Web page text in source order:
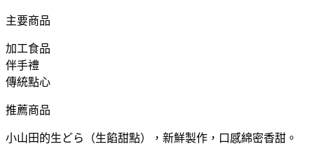
主要商品
加工食品
伴手禮
傳統點心
推薦商品
小山田的生どら（生餡甜點），新鮮製作，口感綿密香甜。